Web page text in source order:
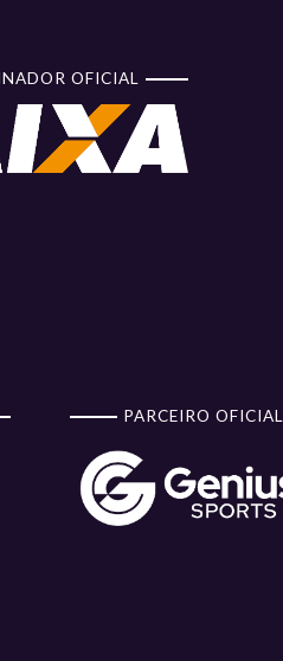
OFICIAL
PARCEIRO OFICIAL